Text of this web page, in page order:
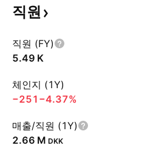
직원
직원 (FY)
‪5.49 K‬
체인지 (1Y)
−251 −4.37%
매출/직원 (1Y)
‪2.66 M‬ DKK